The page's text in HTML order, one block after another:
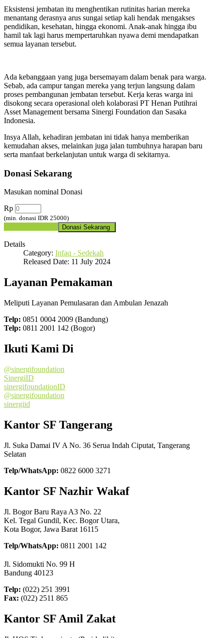
Eksistensi jembatan itu menghentikan rutinitas harian mereka
menantang derasnya arus sungai setiap kali hendak mengakses
pendidikan, kesehatan, hingga ekonomi. Anak-anak hingga ibu
hamil tak lagi harus mempertaruhkan nyawa demi mendapatkan
semua layanan tersebut.
Ada kebanggaan yang juga bersemayam dalam benak para warga.
Sebab, ada campur tangan mereka yang terjun langsung dalam
proses pembangunan jembatan tersebut. Kerja keras warga ini
disokong secara operasional oleh kolaborasi PT Henan Putihrai
Asset Management bersama Sinergi Foundation dan Sasaka
Indonesia.
Insya Allah, kehadiran jembatan ini tidak hanya memberikan
kemudahan akses, melainkan juga jalan tumbuhnya harapan baru
serta manfaat berkelanjutan untuk warga di sekitarnya.
Donasi Sekarang
Masukan nominal Donasi
Rp
(min. donasi IDR 25000)
Details
Category: Infaq - Sedekah
Released Date: 11 July 2024
Layanan Pemakaman
Meliputi Layanan Pemulasaran dan Ambulan Jenazah
Telp: 0851 0004 2009 (Bandung)
Telp: 0811 2001 142 (Bogor)
Ikuti Kami Di
@sinergifoundation
SinergiID
sinergifoundationID
@sinergifoundation
sinergiid
Kantor SF Tangerang
Jl. Suka Damai IV A No. 36 Serua Indah Ciputat, Tangerang
Selatan
Telp/WhatsApp: 0822 6000 3271
Kantor SF Nazhir Wakaf
Jl. Bogor Baru Raya A3 No. 22
Kel. Tegal Gundil, Kec. Bogor Utara,
Kota Bogor, Jawa Barat 16115
Telp/WhatsApp: 0811 2001 142
Jl. Sidomukti No. 99 H
Bandung 40123
Telp: (022) 251 3991
Fax: (022) 2511 865
Kantor SF Amil Zakat